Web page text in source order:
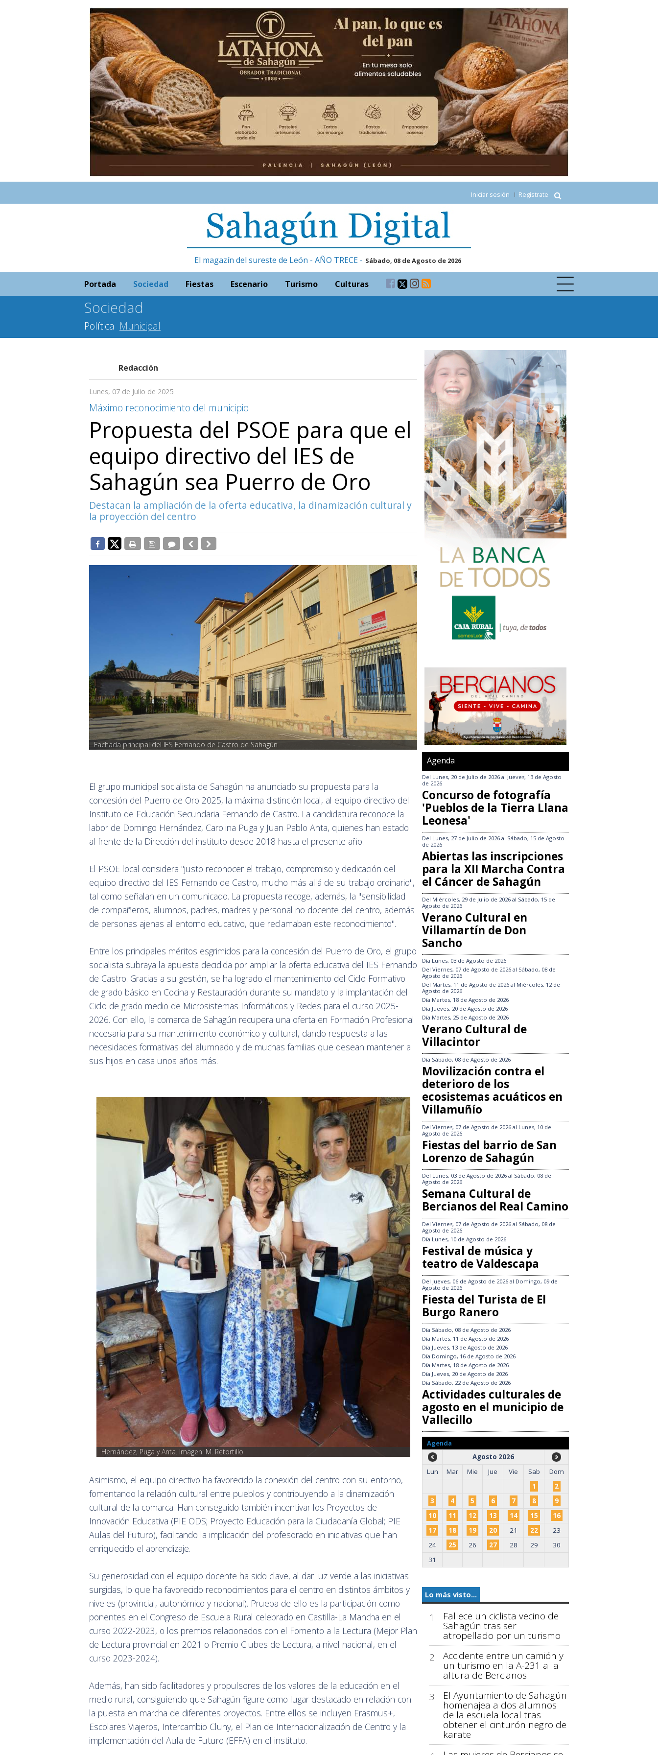
Iniciar sesión Regístrate
El magazín del sureste de León - AÑO TRECE - Sábado, 08 de Agosto de 2026
Portada Sociedad Fiestas Escenario Turismo Culturas
Sociedad
Política Municipal
Redacción
Lunes, 07 de Julio de 2025
Máximo reconocimiento del municipio
Propuesta del PSOE para que el
equipo directivo del IES de
Sahagún sea Puerro de Oro
Destacan la ampliación de la oferta educativa, la dinamización cultural y
la proyección del centro
Fachada principal del IES Fernando de Castro de Sahagún
El grupo municipal socialista de Sahagún ha anunciado su propuesta para la
concesión del Puerro de Oro 2025, la máxima distinción local, al equipo directivo del
Instituto de Educación Secundaria Fernando de Castro. La candidatura reconoce la
labor de Domingo Hernández, Carolina Puga y Juan Pablo Anta, quienes han estado
al frente de la Dirección del instituto desde 2018 hasta el presente año.
El PSOE local considera "justo reconocer el trabajo, compromiso y dedicación del
equipo directivo del IES Fernando de Castro, mucho más allá de su trabajo ordinario",
tal como señalan en un comunicado. La propuesta recoge, además, la "sensibilidad
de compañeros, alumnos, padres, madres y personal no docente del centro, además
de personas ajenas al entorno educativo, que reclamaban este reconocimiento".
Entre los principales méritos esgrimidos para la concesión del Puerro de Oro, el grupo
socialista subraya la apuesta decidida por ampliar la oferta educativa del IES Fernando
de Castro. Gracias a su gestión, se ha logrado el mantenimiento del Ciclo Formativo
de grado básico en Cocina y Restauración durante su mandato y la implantación del
Ciclo de grado medio de Microsistemas Informáticos y Redes para el curso 2025-
2026. Con ello, la comarca de Sahagún recupera una oferta en Formación Profesional
necesaria para su mantenimiento económico y cultural, dando respuesta a las
necesidades formativas del alumnado y de muchas familias que desean mantener a
sus hijos en casa unos años más.
Hernández, Puga y Anta. Imagen: M. Retortillo
Asimismo, el equipo directivo ha favorecido la conexión del centro con su entorno,
fomentando la relación cultural entre pueblos y contribuyendo a la dinamización
cultural de la comarca. Han conseguido también incentivar los Proyectos de
Innovación Educativa (PIE ODS; Proyecto Educación para la Ciudadanía Global; PIE
Aulas del Futuro), facilitando la implicación del profesorado en iniciativas que han
enriquecido el aprendizaje.
Su generosidad con el equipo docente ha sido clave, al dar luz verde a las iniciativas
surgidas, lo que ha favorecido reconocimientos para el centro en distintos ámbitos y
niveles (provincial, autonómico y nacional). Prueba de ello es la participación como
ponentes en el Congreso de Escuela Rural celebrado en Castilla-La Mancha en el
curso 2022-2023, o los premios relacionados con el Fomento a la Lectura (Mejor Plan
de Lectura provincial en 2021 o Premio Clubes de Lectura, a nivel nacional, en el
curso 2023-2024).
Además, han sido facilitadores y propulsores de los valores de la educación en el
medio rural, consiguiendo que Sahagún figure como lugar destacado en relación con
la puesta en marcha de diferentes proyectos. Entre ellos se incluyen Erasmus+,
Escolares Viajeros, Intercambio Cluny, el Plan de Internacionalización de Centro y la
implementación del Aula de Futuro (EFFA) en el instituto.
Agenda
Del Lunes, 20 de Julio de 2026 al Jueves, 13 de Agosto
de 2026
Concurso de fotografía
'Pueblos de la Tierra Llana
Leonesa'
Del Lunes, 27 de Julio de 2026 al Sábado, 15 de Agosto
de 2026
Abiertas las inscripciones
para la XII Marcha Contra
el Cáncer de Sahagún
Del Miércoles, 29 de Julio de 2026 al Sábado, 15 de
Agosto de 2026
Verano Cultural en
Villamartín de Don
Sancho
Día Lunes, 03 de Agosto de 2026
Del Viernes, 07 de Agosto de 2026 al Sábado, 08 de
Agosto de 2026
Del Martes, 11 de Agosto de 2026 al Miércoles, 12 de
Agosto de 2026
Día Martes, 18 de Agosto de 2026
Día Jueves, 20 de Agosto de 2026
Día Martes, 25 de Agosto de 2026
Verano Cultural de
Villacintor
Día Sábado, 08 de Agosto de 2026
Movilización contra el
deterioro de los
ecosistemas acuáticos en
Villamuñío
Del Viernes, 07 de Agosto de 2026 al Lunes, 10 de
Agosto de 2026
Fiestas del barrio de San
Lorenzo de Sahagún
Del Lunes, 03 de Agosto de 2026 al Sábado, 08 de
Agosto de 2026
Semana Cultural de
Bercianos del Real Camino
Del Viernes, 07 de Agosto de 2026 al Sábado, 08 de
Agosto de 2026
Día Lunes, 10 de Agosto de 2026
Festival de música y
teatro de Valdescapa
Del Jueves, 06 de Agosto de 2026 al Domingo, 09 de
Agosto de 2026
Fiesta del Turista de El
Burgo Ranero
Día Sábado, 08 de Agosto de 2026
Día Martes, 11 de Agosto de 2026
Día Jueves, 13 de Agosto de 2026
Día Domingo, 16 de Agosto de 2026
Día Martes, 18 de Agosto de 2026
Día Jueves, 20 de Agosto de 2026
Día Sábado, 22 de Agosto de 2026
Actividades culturales de
agosto en el municipio de
Vallecillo
Agenda
Agosto 2026
Lun
Mar Mie Jue Vie Sab
Dom
1
2
3
4 5 6 7 8
9
10
11 12 13 14 15
16
17
18 19 20 21 22
23
24
25 26 27 28 29
30
31
Lo más visto...
1 Fallece un ciclista vecino de
Sahagún tras ser
atropellado por un turismo
2
Accidente entre un camión y
un turismo en la A-231 a la
altura de Bercianos
3
El Ayuntamiento de Sahagún
homenajea a dos alumnos
de la escuela local tras
obtener el cinturón negro de
karate